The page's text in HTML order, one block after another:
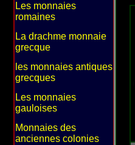
Les monnaies
romaines
La drachme monnaie
grecque
les monnaies antiques
grecques
Les monnaies
gauloises
Monnaies des
anciennes colonies